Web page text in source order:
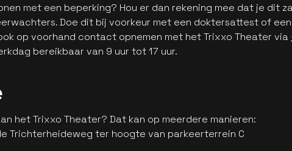
met een beperking? Hou er dan rekening mee dat je dit
Doe dit bij voorkeur met een doktersattest of
op voorhand contact opnemen met het Trixxo Theater via
bereikbaar van 9 uur tot 17 uur.
het Trixxo Theater? Dat kan op meerdere manieren:
Trichterheideweg ter hoogte van parkeerterrein C